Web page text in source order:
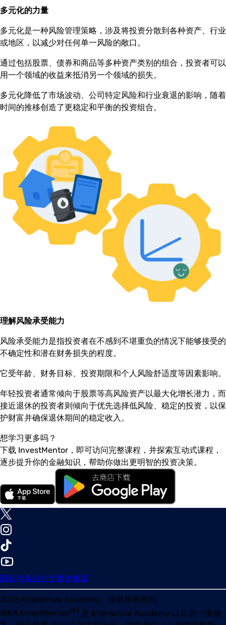
多元化的力量
多元化是一种风险管理策略，涉及将投资分散到各种资产、行业
或地区，以减少对任何单一风险的敞口。
通过包括股票、债券和商品等多种资产类别的组合，投资者可以
用一个领域的收益来抵消另一个领域的损失。
多元化降低了市场波动、公司特定风险和行业衰退的影响，随着
时间的推移创造了更稳定和平衡的投资组合。
理解风险承受能力
风险承受能力是指投资者在不感到不堪重负的情况下能够接受的
不确定性和潜在财务损失的程度。
它受年龄、财务目标、投资期限和个人风险舒适度等因素影响。
年轻投资者通常倾向于股票等高风险资产以最大化增长潜力，而
接近退休的投资者则倾向于优先选择低风险、稳定的投资，以保
护财富并确保退休期间的稳定收入。
想学习更多吗？
下载 InvestMentor，即可访问完整课程，并探索互动式课程，
逐步提升你的金融知识，帮助你做出更明智的投资决策。
隐私与条款社交媒体披露
2026 Interactive Academy。保留所有权利。
IBKR InvestMentorSM 是 Interactive Academy LLC 的一项服